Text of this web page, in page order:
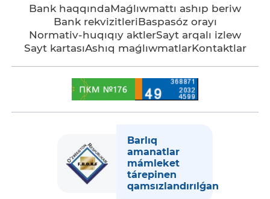
Bank haqqındaMaǵlıwmattı ashıp beriw
Bank rekvizitleriBaspasóz orayı
Normativ-huqıqıy aktlerSayt arqalı izlew
Sayt kartasıAshıq maǵlıwmatlarKontaktlar
Barlıq
amanatlar
mámleket
tárepinen
qamsızlandırılǵan